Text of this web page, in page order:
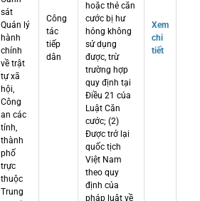
sát
Quản lý
hành
chính
về trật
tự xã
hội,
Công
an các
tỉnh,
thành
phố
trực
thuộc
Trung
Công
tác
tiếp
dân
hoặc thẻ căn
cước bị hư
hỏng không
sử dụng
được, trừ
trường hợp
quy định tại
Điều 21 của
Luật Căn
cước; (2)
Được trở lại
quốc tịch
Việt Nam
theo quy
định của
pháp luật về
Xem
chi
tiết